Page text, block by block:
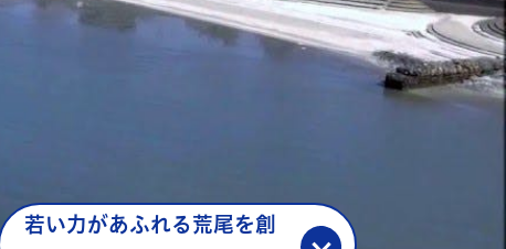
若い力があふれる荒尾を創